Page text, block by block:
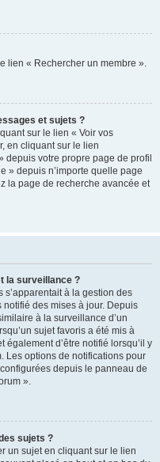
lien « Rechercher un membre ».
et sujets ?
sur le lien « Voir vos
en cliquant sur le lien
depuis votre propre page de profil
» depuis n’importe quelle page
la page de recherche avancée et
la surveillance ?
s’apparentait à la gestion des
notifié des mises à jour. Depuis
à la surveillance d’un
sujet favoris a été mis à
d’être notifié lorsqu’il y
Les options de notifications pour
depuis le panneau de
».
sujets ?
un sujet en cliquant sur le lien